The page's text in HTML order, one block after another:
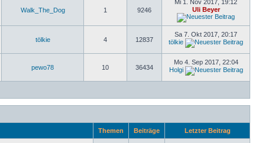
Walk_The_Dog 1 9246
Mi 1. Nov 2017, 19:12
Uli Beyer
tölkie 4 12837
Sa 7. Okt 2017, 20:17
tölkie
pewo78 10 36434
Mo 4. Sep 2017, 22:04
Holgi
Themen Beiträge Letzter Beitrag